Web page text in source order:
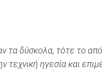
τα δύσκολα, τότε το
ηγεσία και